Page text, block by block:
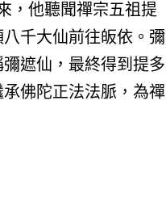
，他聽聞禪宗五祖提
千大仙前往皈依。彌
遮仙，最終得到提多
佛陀正法法脈，為禪